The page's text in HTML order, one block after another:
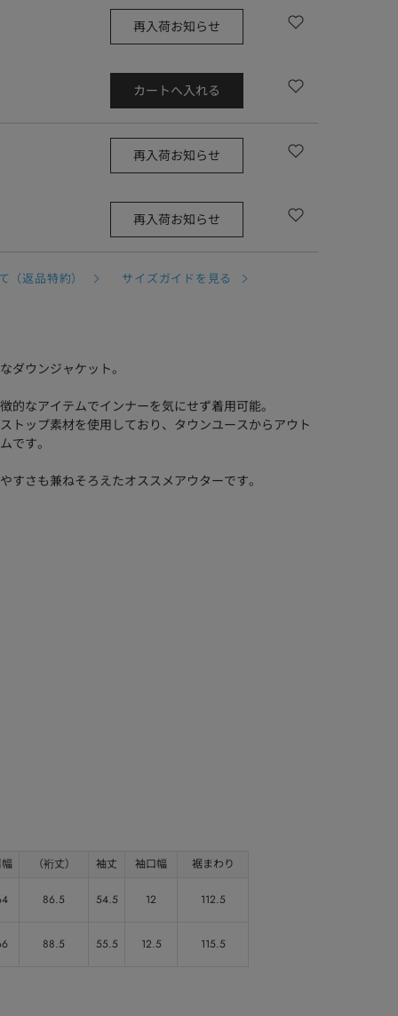
再入荷お知らせ
カートへ入れる
再入荷お知らせ
再入荷お知らせ
（返品特約）
サイズガイドを見る
ダウンジャケット。
的なアイテムでインナーを気にせず着用可能。
トップ素材を使用しており、タウンユースからアウト
です。
すさも兼ねそろえたオススメアウターです。
（裄丈） 袖丈 袖口幅 裾まわり
86.5 54.5 12 112.5
88.5 55.5 12.5 115.5